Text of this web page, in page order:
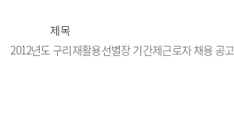
제목
2012년도 구리재활용선별장 기간제근로자 채용 공고